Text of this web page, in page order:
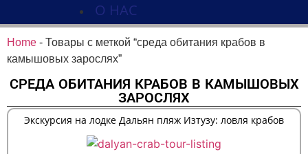
О НАС
Home - Товары с меткой “среда обитания крабов в
камышовых зарослях”
СРЕДА ОБИТАНИЯ КРАБОВ В КАМЫШОВЫХ
ЗАРОСЛЯХ
Экскурсия на лодке Дальян пляж Изтузу: ловля крабов